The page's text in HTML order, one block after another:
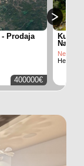
Prodaja
400000€
Kuća
Herceg